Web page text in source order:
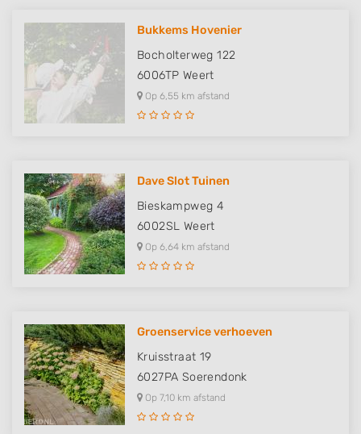
Bukkems Hovenier
Bocholterweg 122
6006TP Weert
Op 6,55 km afstand
Dave Slot Tuinen
Bieskampweg 4
6002SL Weert
Op 6,64 km afstand
Groenservice verhoeven
Kruisstraat 19
6027PA Soerendonk
Op 7,10 km afstand